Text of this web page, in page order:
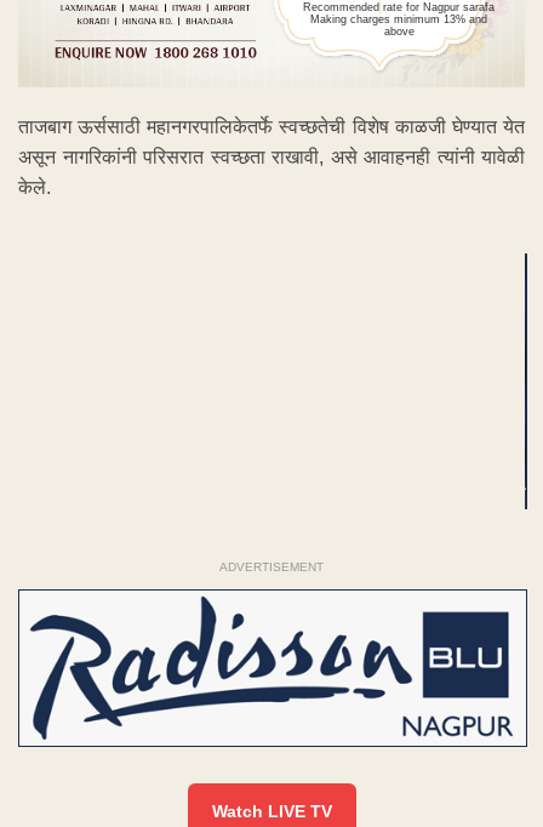
Recommended rate for Nagpur sarafa
Making charges minimum 13% and
above
ताजबाग ऊर्ससाठी महानगरपालिकेतर्फे स्वच्छतेची विशेष काळजी घेण्यात येत
असून नागरिकांनी परिसरात स्वच्छता राखावी, असे आवाहनही त्यांनी यावेळी
केले.
ADVERTISEMENT
Watch LIVE TV